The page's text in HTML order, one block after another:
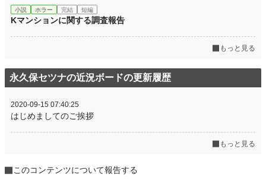
小説 ホラー 完結 短編
Kマンションに関する調査報告
もっと見る
永久保セツナの近況ボードの更新履歴
2020-09-15 07:40:25
はじめましてのご挨拶
もっと見る
このコンテンツについて報告する